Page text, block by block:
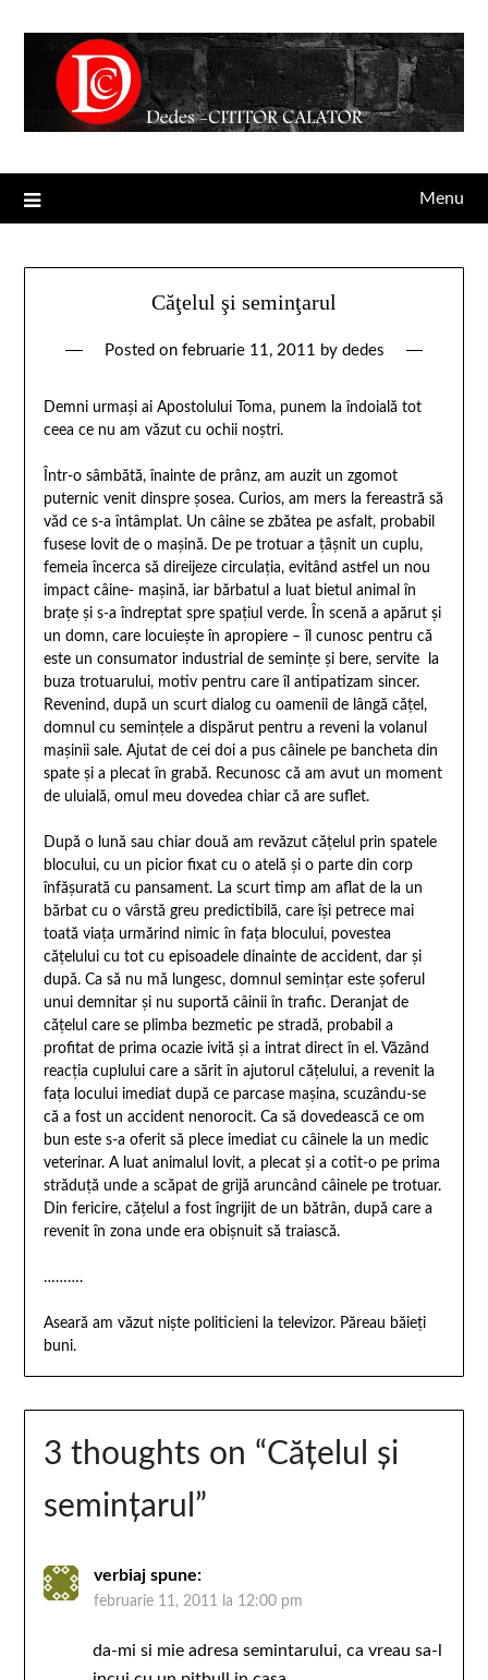
Menu
Căţelul şi seminţarul
Posted on februarie 11, 2011 by dedes
Demni urmaşi ai Apostolului Toma, punem la îndoială tot
ceea ce nu am văzut cu ochii noştri.
Într-o sâmbătă, înainte de prânz, am auzit un zgomot
puternic venit dinspre şosea. Curios, am mers la fereastră să
văd ce s-a întâmplat. Un câine se zbătea pe asfalt, probabil
fusese lovit de o maşină. De pe trotuar a ţâşnit un cuplu,
femeia încerca să direijeze circulaţia, evitând astfel un nou
impact câine- maşină, iar bărbatul a luat bietul animal în
braţe şi s-a îndreptat spre spaţiul verde. În scenă a apărut şi
un domn, care locuieşte în apropiere – îl cunosc pentru că
este un consumator industrial de seminţe şi bere, servite la
buza trotuarului, motiv pentru care îl antipatizam sincer.
Revenind, după un scurt dialog cu oamenii de lângă căţel,
domnul cu seminţele a dispărut pentru a reveni la volanul
maşinii sale. Ajutat de cei doi a pus câinele pe bancheta din
spate şi a plecat în grabă. Recunosc că am avut un moment
de uluială, omul meu dovedea chiar că are suflet.
După o lună sau chiar două am revăzut căţelul prin spatele
blocului, cu un picior fixat cu o atelă şi o parte din corp
înfăşurată cu pansament. La scurt timp am aflat de la un
bărbat cu o vârstă greu predictibilă, care îşi petrece mai
toată viaţa urmărind nimic în faţa blocului, povestea
căţelului cu tot cu episoadele dinainte de accident, dar şi
după. Ca să nu mă lungesc, domnul seminţar este şoferul
unui demnitar şi nu suportă câinii în trafic. Deranjat de
căţelul care se plimba bezmetic pe stradă, probabil a
profitat de prima ocazie ivită şi a intrat direct în el. Văzând
reacţia cuplului care a sărit în ajutorul căţelului, a revenit la
faţa locului imediat după ce parcase maşina, scuzându-se
că a fost un accident nenorocit. Ca să dovedească ce om
bun este s-a oferit să plece imediat cu câinele la un medic
veterinar. A luat animalul lovit, a plecat şi a cotit-o pe prima
străduţă unde a scăpat de grijă aruncând câinele pe trotuar.
Din fericire, căţelul a fost îngrijit de un bătrân, după care a
revenit în zona unde era obişnuit să traiască.
……….
Aseară am văzut nişte politicieni la televizor. Păreau băieţi
buni.
3 thoughts on “Căţelul şi
seminţarul ”
verbiaj spune:
februarie 11, 2011 la 12:00 pm
da-mi si mie adresa semintarului, ca vreau sa-l